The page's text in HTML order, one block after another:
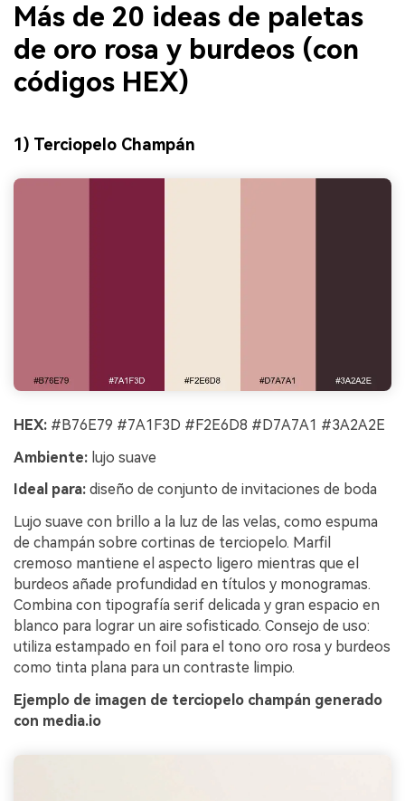
Más de 20 ideas de paletas
de oro rosa y burdeos (con
códigos HEX)
1) Terciopelo Champán
HEX: #B76E79 #7A1F3D #F2E6D8 #D7A7A1 #3A2A2E
Ambiente: lujo suave
Ideal para: diseño de conjunto de invitaciones de boda
Lujo suave con brillo a la luz de las velas, como espuma
de champán sobre cortinas de terciopelo. Marfil
cremoso mantiene el aspecto ligero mientras que el
burdeos añade profundidad en títulos y monogramas.
Combina con tipografía serif delicada y gran espacio en
blanco para lograr un aire sofisticado. Consejo de uso:
utiliza estampado en foil para el tono oro rosa y burdeos
como tinta plana para un contraste limpio.
Ejemplo de imagen de terciopelo champán generado
con media.io